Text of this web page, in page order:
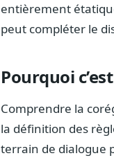
entièrement
peut compléter le
Pourquoi
Comprendre la
la définition des
terrain de dialogue